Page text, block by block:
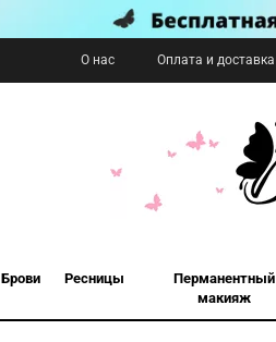
О нас Оплата и доставка
Брови Ресницы
Перманентный
макияж